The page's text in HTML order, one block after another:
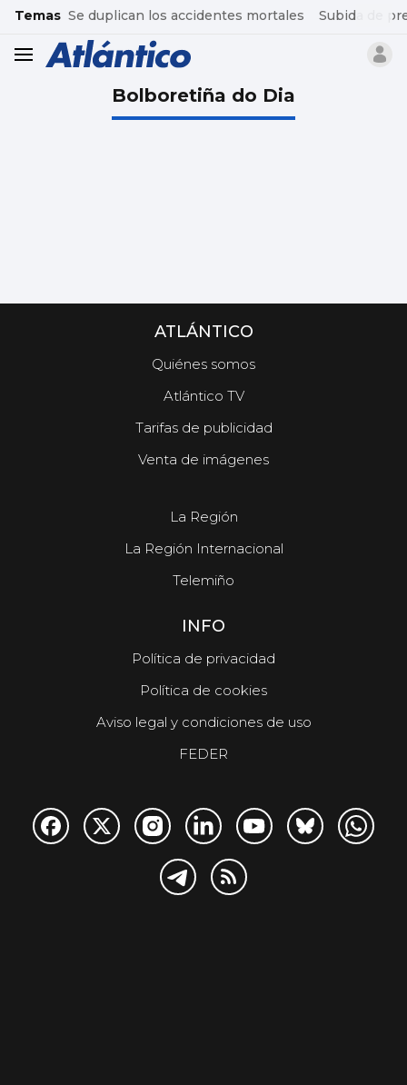
common.go-to-content
Temas Se duplican los accidentes mortales Subida de
header.menu.open
Bolboretiña do Dia
ATLÁNTICO
Quiénes somos
Atlántico TV
Tarifas de publicidad
Venta de imágenes
La Región
La Región Internacional
Telemiño
INFO
Política de privacidad
Política de cookies
Aviso legal y condiciones de uso
FEDER